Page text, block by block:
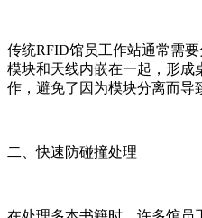
传统RFID馆员工作站通常需
模块和天线内嵌在一起，形成
作，避免了因为模块分离而导
二、快速防碰撞处理